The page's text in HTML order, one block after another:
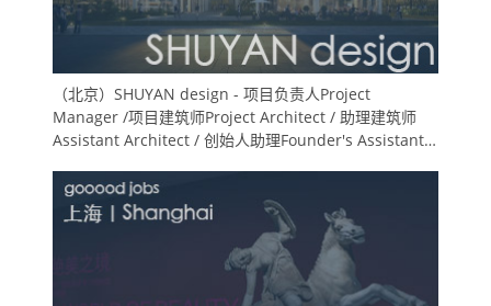
（北京）SHUYAN design - 项目负责人Project
Manager /项目建筑师Project Architect / 助理建筑师
Assistant Architect / 创始人助理Founder's Assistant /